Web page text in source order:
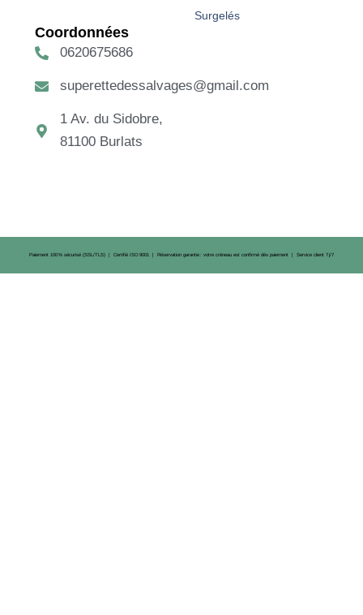
Surgelés
Coordonnées
0620675686
superettedessalvages@gmail.com
1 Av. du Sidobre,
81100 Burlats
Paiement 100 % sécurisé (SSL/TLS) | Certifié ISO 9001 | Réservation garantie : votre créneau est confirmé dès paiement | Service client 7 j/7